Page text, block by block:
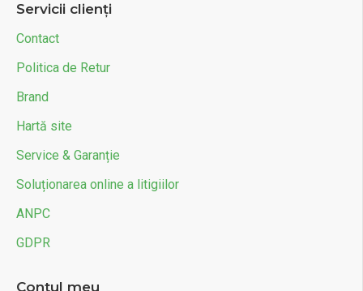
Servicii clienți
Contact
Politica de Retur
Brand
Hartă site
Service & Garanție
Soluționarea online a litigiilor
ANPC
GDPR
Contul meu